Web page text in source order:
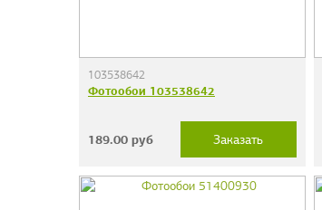
103538642
Фотообои 103538642
189.00руб Заказать